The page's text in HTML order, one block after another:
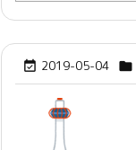
 2019-05-04 